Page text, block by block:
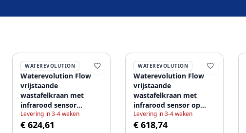
WATEREVOLUTION
Waterevolution Flow
vrijstaande
wastafelkraan met
infrarood sensor
chroom 1207925202
Levering in 3-4 weken
€ 624,61
WATEREVOLUTION
Waterevolution Flow
vrijstaande
wastafelkraan met
infrarood sensor op
batterij chroom
1207925212
Levering in 3-4 weken
€ 618,74